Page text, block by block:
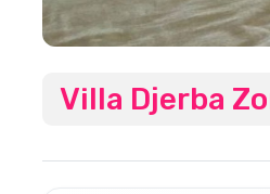
Villa Djerba